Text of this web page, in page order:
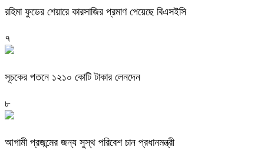
রহিমা ফুডের শেয়ারে কারসাজির প্রমাণ পেয়েছে বিএসইসি
৭
সূচকের পতনে ১২১০ কোটি টাকার লেনদেন
৮
আগামী প্রজন্মের জন্য সুস্থ পরিবেশ চান প্রধানমন্ত্রী